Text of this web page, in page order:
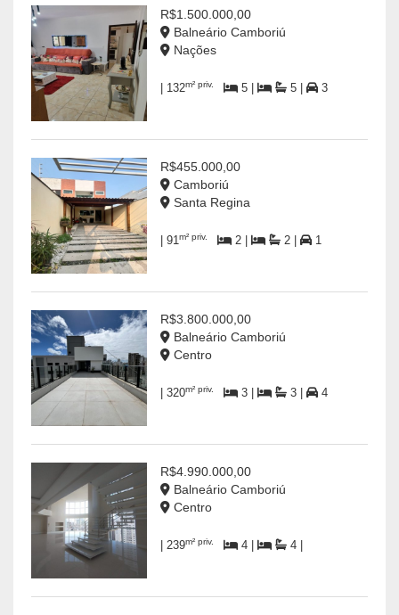
R$1.500.000,00
Balneário Camboriú
Nações
| 132m² priv. 5 | 5 | 3
R$455.000,00
Camboriú
Santa Regina
| 91m² priv. 2 | 2 | 1
R$3.800.000,00
Balneário Camboriú
Centro
| 320m² priv. 3 | 3 | 4
R$4.990.000,00
Balneário Camboriú
Centro
| 239m² priv. 4 | 4 |